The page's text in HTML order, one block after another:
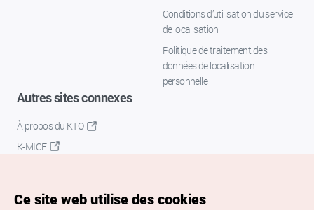
Conditions d’utilisation du service
de localisation
Politique de traitement des
données de localisation
personnelle
Autres sites connexes
À propos du KTO
K-MICE
Ce site web utilise des cookies